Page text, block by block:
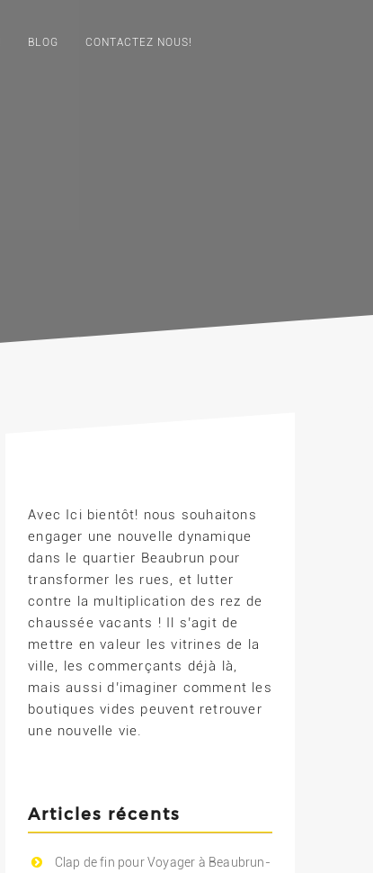
BLOG CONTACTEZ NOUS!
Avec Ici bientôt! nous souhaitons
engager une nouvelle dynamique
dans le quartier Beaubrun pour
transformer les rues, et lutter
contre la multiplication des rez de
chaussée vacants ! Il s’agit de
mettre en valeur les vitrines de la
ville, les commerçants déjà là,
mais aussi d’imaginer comment les
boutiques vides peuvent retrouver
une nouvelle vie.
Articles récents
Clap de fin pour Voyager à Beaubrun-